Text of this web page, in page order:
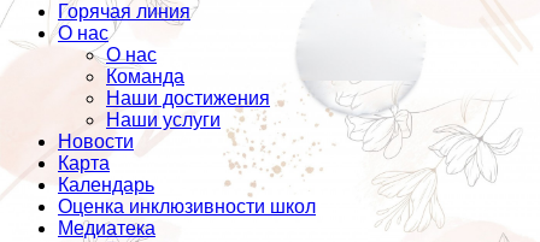
Горячая линия
О нас
О нас
Команда
Наши достижения
Наши услуги
Новости
Карта
Календарь
Оценка инклюзивности школ
Медиатека